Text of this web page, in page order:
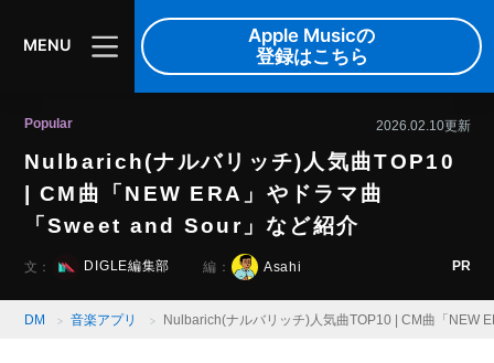
MENU
Apple Musicの
登録はこちら
Popular 2026.02.10更新
Nulbarich(ナルバリッチ)人気曲TOP10
| CM曲「NEW ERA」やドラマ曲
「Sweet and Sour」など紹介
文： DIGLE編集部 編： Asahi PR
DM 音楽アプリ Nulbarich(ナルバリッチ)人気曲TOP10 | CM曲「NEW